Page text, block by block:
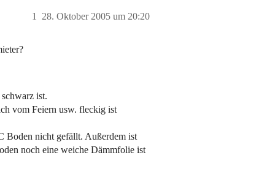
28. Oktober 2005 um 20:20
1
ist.
vom Feiern usw. fleckig ist
Boden nicht gefällt. Außerdem ist
noch eine weiche Dämmfolie ist